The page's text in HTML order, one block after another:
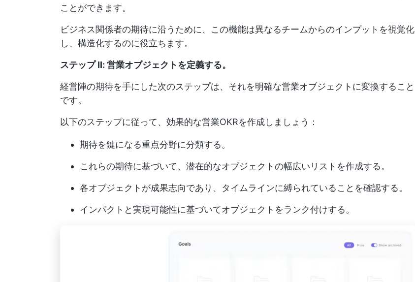
ことができます。
ビジネス関係者の期待に沿うために、この機能は異なるチームからのインプットを視覚化
し、構造化するのに役立ちます。
ステップ II: 営業オブジェクトを定義する。
経営陣の期待を手にした次のステップは、それを明確な営業オブジェクトに変換すること
です。
以下のステップに従って、効果的な営業OKRを作成しましょう：
期待を鍵になる重点分野に分類する。
これらの期待に基づいて、潜在的なオブジェクトの幅広いリストを作成する。
各オブジェクトが成果志向であり、タイムラインに縛られていることを確認する。
インパクトと実現可能性に基づいてオブジェクトをランク付けする。